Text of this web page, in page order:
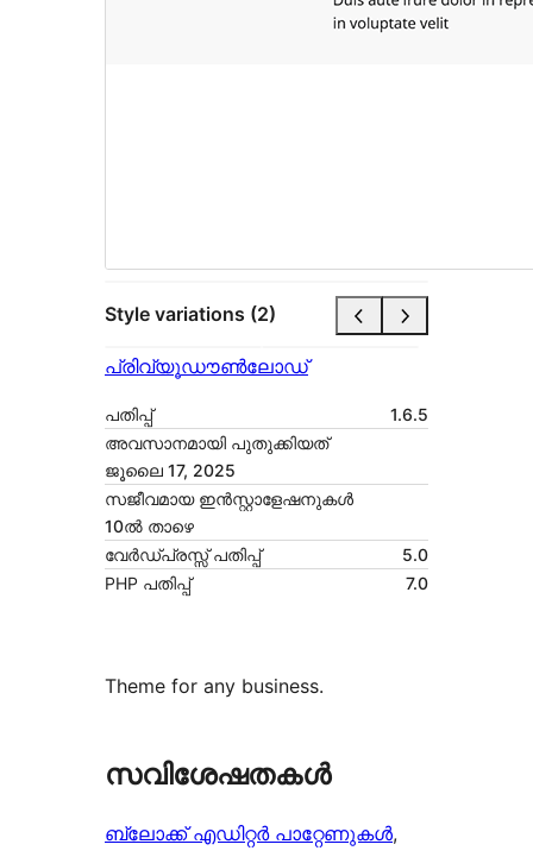
Style variations (2)
പ്രിവ്യൂഡൗൺലോഡ്
പതിപ്പ്
1.6.5
അവസാനമായി പുതുക്കിയത്
ജൂലൈ 17, 2025
സജീവമായ ഇൻസ്റ്റാളേഷനുകൾ
10ൽ താഴെ
വേർഡ്പ്രസ്സ് പതിപ്പ്
5.0
PHP പതിപ്പ്
7.0
Theme for any business.
സവിശേഷതകൾ
ബ്ലോക്ക് എഡിറ്റർ പാറ്റേണുകൾ